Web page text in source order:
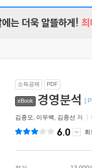
는 더욱 알뜰하게!
소득공제 PDF
eBook 경영분석 [
김종오, 이우백, 김종선 저
6.0 회